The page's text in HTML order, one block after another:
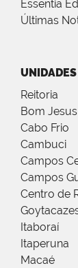
Essentia
Últimas
UNIDADES
Reitoria
Bom
Cabo Frio
Cambuci
Campos
Campos
Centro de
Itaboraí
Itaperuna
Macaé